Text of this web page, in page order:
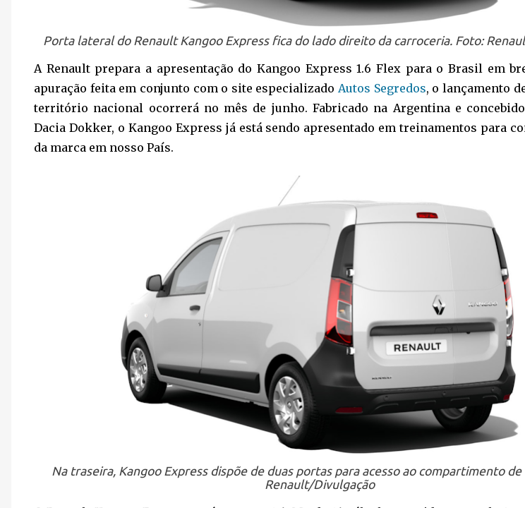
Porta lateral do Renault Kangoo Express fica do lado direito da carroceria. Foto:
A Renault prepara a apresentação do Kangoo Express 1.6 Flex para o Brasil em
apuração feita em conjunto com o site especializadoAutos Segredos, o lançamento
território nacional ocorrerá no mês de junho. Fabricado na Argentina e
Dacia Dokker, o Kangoo Express já está sendo apresentado em treinamentos para
da marca em nosso País.
Na traseira, Kangoo Express dispõe de duas portas para acesso ao compartimento de
Renault/Divulgação